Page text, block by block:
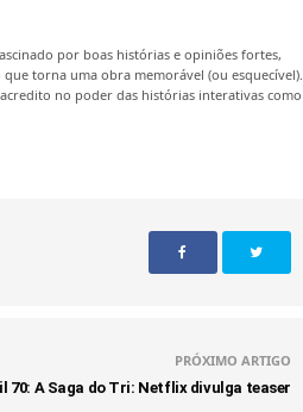
por boas histórias e opiniões fortes,
torna uma obra memorável (ou esquecível).
no poder das histórias interativas como
PRÓXIMO ARTIGO
70: A Saga do Tri: Netflix divulga teaser